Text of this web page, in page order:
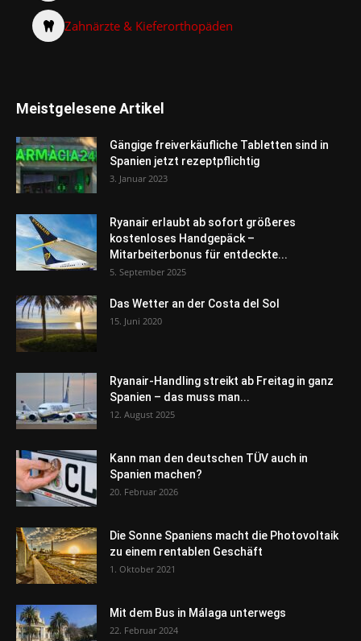
Zahnärzte & Kieferorthopäden
Meistgelesene Artikel
Gängige freiverkäufliche Tabletten sind in
Spanien jetzt rezeptpflichtig
3. Januar 2023
Ryanair erlaubt ab sofort größeres
kostenloses Handgepäck –
Mitarbeiterbonus für entdeckte...
5. September 2025
Das Wetter an der Costa del Sol
15. Juni 2020
Ryanair-Handling streikt ab Freitag in ganz
Spanien – das muss man...
12. August 2025
Kann man den deutschen TÜV auch in
Spanien machen?
20. Februar 2026
Die Sonne Spaniens macht die Photovoltaik
zu einem rentablen Geschäft
1. Oktober 2021
Mit dem Bus in Málaga unterwegs
22. Februar 2024